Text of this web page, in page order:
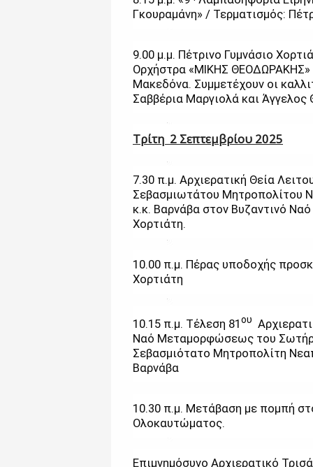
Γκουραμάνη» / Τερματισμός:
9.00 μ.μ. Πέτρινο Γυμνάσιο
Ορχήστρα «ΜΙΚΗΣ ΘΕΟΔΩΡΑΚΗΣ»
Μακεδόνα. Συμμετέχουν οι
Σαββέρια Μαργιολά και
Τρίτη 2 Σεπτεμβρίου 2025
7.30 π.μ. Αρχιερατική Θεία
Σεβασμιωτάτου Μητροπολίτου
κ.κ. Βαρνάβα στον Βυζαντινό
Χορτιάτη.
10.00 π.μ. Πέρας υποδοχής
Χορτιάτη
10.15 π.μ. Τέλεση 81ου
Ναό Μεταμορφώσεως του
Σεβασμιότατο Μητροπολίτη
Βαρνάβα
10.30 π.μ. Μετάβαση με πομπή
Ολοκαυτώματος.
Επιμνημόσυνο Αρχιερατικό